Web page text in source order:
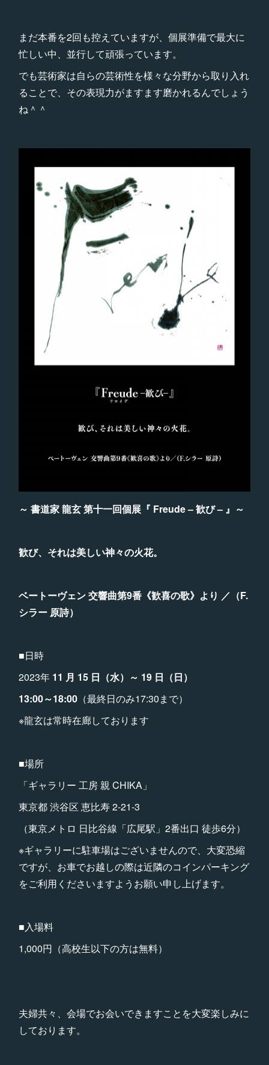
まだ本番を2回も控えていますが、個展準備で最大に
忙しい中、並行して頑張っています。
でも芸術家は自らの芸術性を様々な分野から取り入れ
ることで、その表現力がますます磨かれるんでしょう
ね＾＾
～ 書道家 龍玄 第十一回個展『 Freude – 歓び – 』～
歓び、それは美しい神々の火花。
ベートーヴェン 交響曲第9番《歓喜の歌》より ／（F.
シラー 原詩）
■日時
2023年 11 月 15 日（水）～ 19 日（日）
13:00～18:00（最終日のみ17:30まで）
※龍玄は常時在廊しております
■場所
「ギャラリー 工房 親 CHIKA」
東京都 渋谷区 恵比寿 2-21-3
（東京メトロ 日比谷線「広尾駅」2番出口 徒歩6分）
※ギャラリーに駐車場はございませんので、大変恐縮
ですが、お車でお越しの際は近隣のコインパーキング
をご利用くださいますようお願い申し上げます。
■入場料
1,000円（高校生以下の方は無料）
夫婦共々、会場でお会いできますことを大変楽しみに
しております。